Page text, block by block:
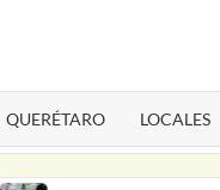
QUERÉTARO LOCALES